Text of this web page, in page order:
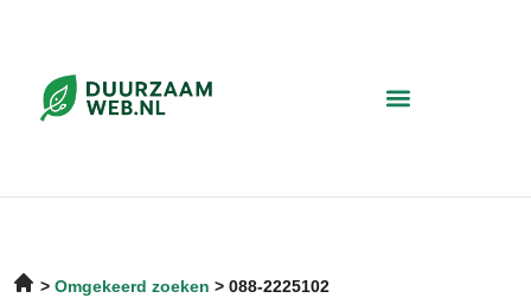
Omgekeerd zoeken 088-2225102